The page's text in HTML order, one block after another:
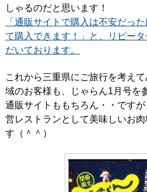
しゃるのだと思います！
「通販サイトで購入は不安だっ
て購入できます！」と、リピー
だいております。
これから三重県にご旅行を考え
域のお客様も、じゃらん1月号を
通販サイトももちろん・・です
営レストランとして美味しいお
す（＾＾）